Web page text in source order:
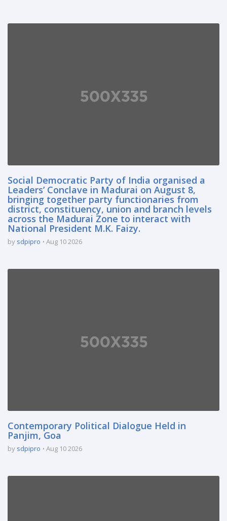
Social Democratic Party of India organised a
Leaders’ Conclave in Madurai on August 8,
bringing together party functionaries from
district, constituency, union and branch levels
across the Madurai Zone to interact with
National President M.K. Faizy.
by sdpipro Aug 10 2026
Contemporary Political Dialogue Held in
Panjim, Goa
by sdpipro Aug 10 2026